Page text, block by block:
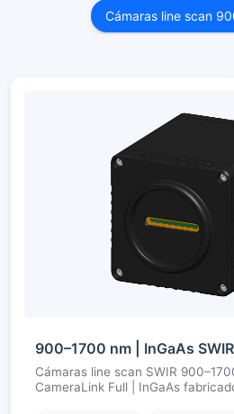
Cámaras line scan
Cámaras line scan SWIR
CameraLink Full | InGaAs